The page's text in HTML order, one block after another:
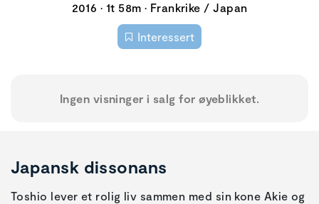
2016 • 1t 58m • Frankrike / Japan
Interessert
Ingen visninger i salg for øyeblikket.
Japansk dissonans
Toshio lever et rolig liv sammen med sin kone Akie og